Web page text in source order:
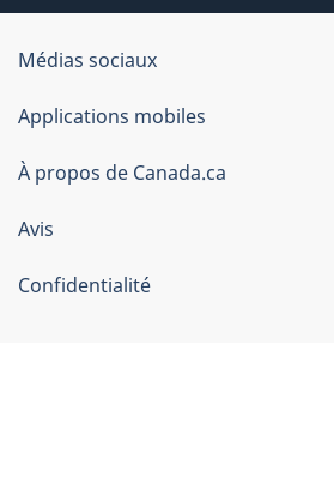
Organisation
du
gouvernement
du
Canada
Médias sociaux
Applications mobiles
À propos de Canada.ca
Avis
Confidentialité